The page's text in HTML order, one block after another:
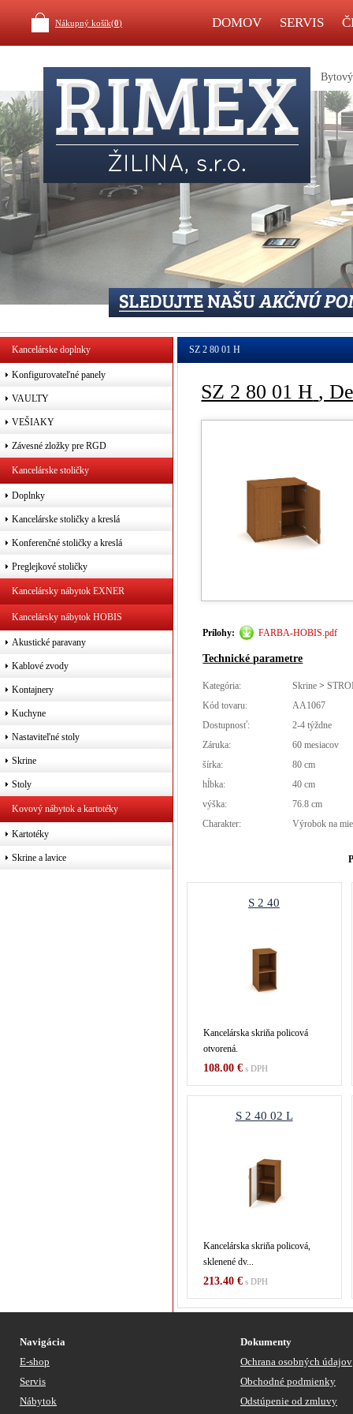
Nákupný košík(0) DOMOV SERVIS
Bytový
Kancelárske doplnky
Konfigurovateľné panely
VAULTY
VEŠIAKY
Závesné zložky pre RGD
Kancelárske stoličky
Doplnky
Kancelárske stoličky a kreslá
Konferenčné stoličky a kreslá
Preglejkové stoličky
Kancelársky nábytok EXNER
Kancelársky nábytok HOBIS
Akustické paravany
Kablové zvody
Kontajnery
Kuchyne
Nastaviteľné stoly
Skrine
Stoly
Kovový nábytok a kartotéky
Kartotéky
Skrine a lavice
SZ 2 80 01 H
SZ 2 80 01 H ,
Prílohy: FARBA-HOBIS.pdf
Technické parametre
Kategória: Skrine>
Kód tovaru:
AA1067
Dostupnosť:
2-4 týždne
Záruka:
60 mesiacov
šírka:
80 cm
hĺbka:
40 cm
výška:
76.8 cm
Charakter:
Výrobok na
S 2 40
Kancelárska skriňa policová
otvorená.
108.00 €s DPH
S 2 40 02 L
Kancelárska skriňa policová,
sklenené dv...
213.40 €s DPH
Navigácia
E-shop
Servis
Nábytok
Dokumenty
Ochrana osobných údajov
Obchodné podmienky
Odstúpenie od zmluvy